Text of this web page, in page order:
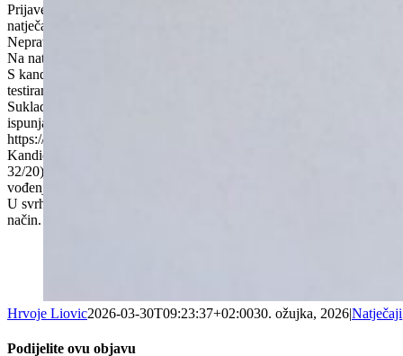
Prijave s dokazima o ispunjavanju uvjeta natječaja dostavljaju se na
natječaja na stranici Hrvatskog zavoda za zapošljavanje
Nepravodobne i nepotpune prijave neće se razmatrati. Kandidati će
Na natječaj se mogu javiti osobe obaju spolova (čl.13. Zakona o
S kandidatima koji ispunjavaju uvjete iz Natječaja i koji su podnijeli
testiranja/razgovora biti će objavljena na mrežnoj stranici :
Sukladno obvezi iz članka 102. Zakona o hrvatskim braniteljima iz
ispunjavanju traženih uvjeta, priložiti i sve potrebne dokaze
https://branitelji.gov.hr/UserDocsImages//dokumenti/Nikola//
Kandidati koji se pozivaju na pravo prednosti prilikom
32/20), dužni su se u prijavi pozvati na navedeni članak Zakona, te
vođenja očevidnika zaposlenih osoba s invaliditetom.
U svrhu zaštite osobnih podataka dostavljenu dokumentaciju u
način.
Hrvoje Liovic2026-03-30T09:23:37+02:0030. ožujka, 2026|Natječaji
Podijelite ovu objavu